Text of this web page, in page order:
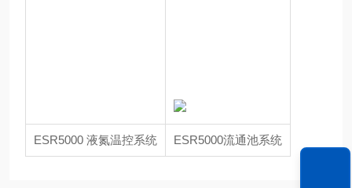
ESR5000 液氮温控系统 ESR5000流通池系统